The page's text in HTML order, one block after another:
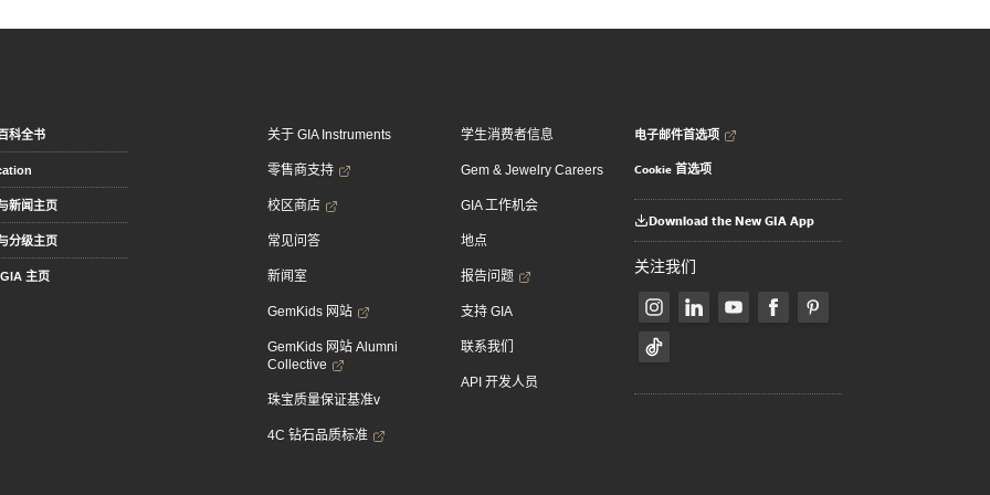
科全书
新闻主页
分级主页
主页
关于 GIA Instruments
零售商支持
校区商店
常见问答
新闻室
GemKids 网站
GemKids 网站 Alumni
Collective
珠宝质量保证基准v
4C 钻石品质标准
学生消费者信息
Gem & Jewelry Careers
GIA 工作机会
地点
报告问题
支持 GIA
联系我们
API 开发人员
电子邮件首选项
Cookie 首选项
Download the New GIA App
关注我们